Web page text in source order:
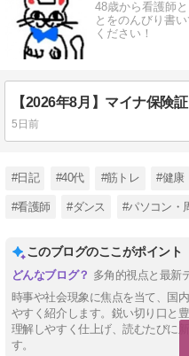
48歳から看護師
とをのんびり書
ください！
5日前
#日記 #40代 #筋トレ #健康
#看護師 #ダンス #パソコン・
このブログのここがポイント
多角的視点と最新
時事や社会現象に焦点を当て、国
やすく紹介します。鋭い切り口と
理解しやすく仕上げ、読むたびに
す。